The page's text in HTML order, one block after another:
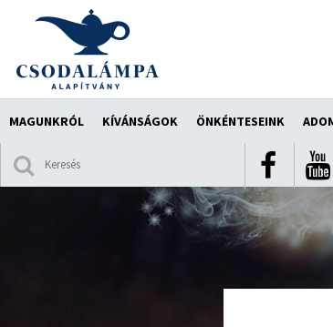
MAGUNKRÓL KÍVÁNSÁGOK ÖNKÉNTESEINK